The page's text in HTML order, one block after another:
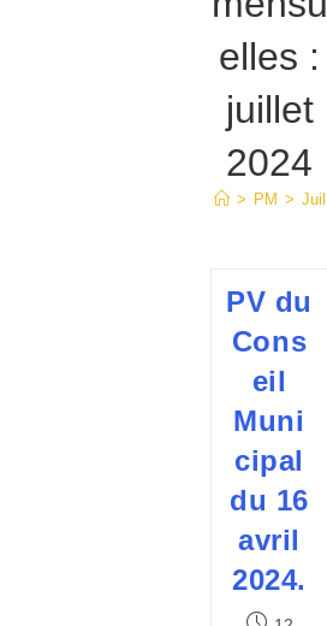
elles :
juillet
2024
> PM > Juil
PV du
Cons
eil
Muni
cipal
du 16
avril
2024.